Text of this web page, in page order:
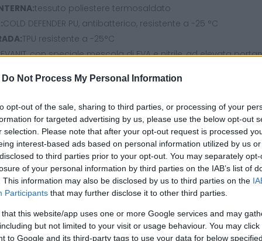
Do Not Process My Personal Information
opt-out of the sale, sharing to third parties, or processing of your
for targeted advertising by us, please use the below opt-out
selection. Please note that after your opt-out request is processed
interest-based ads based on personal information utilized by us
to third parties prior to your opt-out. You may separately
of your personal information by third parties on the IAB’s list of
This information may also be disclosed by us to third parties on the
Participants that may further disclose it to other third parties.
that this website/app uses one or more Google services and may
but not limited to your visit or usage behaviour. You may
to Google and its third-party tags to use your data for below
tessuto poliestere termosaldato
COLD DEFENDER PU, antibatterico, resistente a -25 °C
TPU resistente a -25°C
EVANIT, con speciale mescola di EVA e nitrile, ad elevata
anatomica, forata e rivestita in tessuto altamente
e a cuciture realizzate con filati conduttivi
INOX
12 Mondopoint
per facilitare lo sfilamento
- PLUS TECNICI: Cold Protection (CI), Made in Italia, Slip
scatola in cartone
Potrebbero